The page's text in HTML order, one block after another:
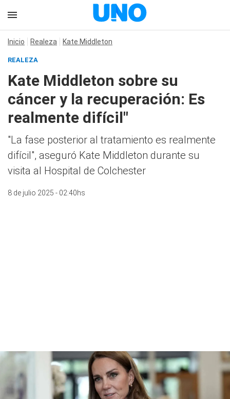
Inicio Realeza Kate Middleton
REALEZA
Kate Middleton sobre su
cáncer y la recuperación: Es
realmente difícil"
"La fase posterior al tratamiento es realmente
difícil", aseguró Kate Middleton durante su
visita al Hospital de Colchester
8 de julio 2025 - 02:40hs